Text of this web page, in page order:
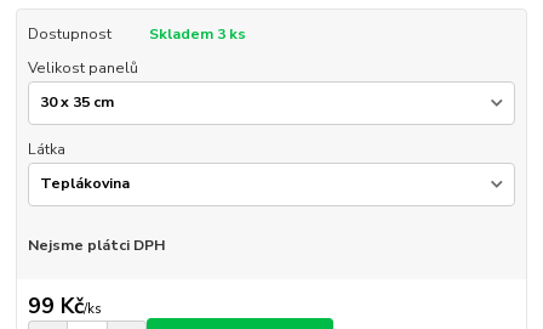
Dostupnost
Skladem 3 ks
Velikost panelů
Látka
Nejsme plátci DPH
99 Kč/ks